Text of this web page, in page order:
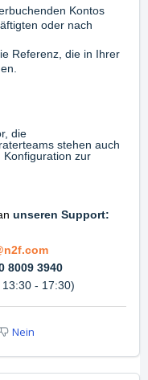
Kontos
oder nach
Referenz, die in Ihrer
die
stehen auch
zur
unseren Support:
8009 3940
- 17:30)
Nein